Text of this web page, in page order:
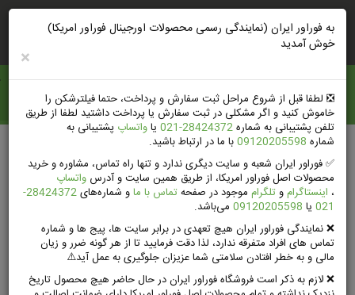
به فوراور ایران (نمایندگی رسمی محصولات اورجینال فوراور امریکا)
خوش آمدید
×
❎️ لطفا قبل از شروع مراحل ثبت سفارش و پرداخت، حتما فیلترشکن را
خاموش کنید و اگر مشکلی در ثبت سفارش یا پرداخت داشتید لطفا از طریق
تلفن پشتیبانی به شماره28424372-021 یاواتساپ پشتیبانی به
شماره 09120205598با ما در ارتباط باشید.
✅ فوراور ایران شعبه و سایت دیگری ندارد و تنها راه تماس، مشاوره و خرید
محصولات اصل فوراور امریکا، از طریق همین سایت و آدرس واتساپ
، اینستاگرامو تلگرام موجود در صفحه تماس با ماو شماره‌های
28424372-
021 یا 09120205598 می‌باشد.
❌ نمایندگی فوراور ایران هیچ تعهدی در برابر سایت ها، پیج ها و شماره
تماس های افراد متفرقه ندارد، لذا دقت فرمایید تا از هر گونه ضرر و زیان
مالی و به خطر افتادن سلامتی شما عزیزان جلوگیری به عمل آید⚠️
❌ لازم به ذکر است فروشگاه فوراور ایران در حال حاضر هیچ محصول تاریخ
صفحه اصلی
محصولات فوراور لیوینگ امریکا
محصولات مراقبت از پوست فوراور
هیدراتینگ سرم فوراور (سرم آبرسان قوی) | Hydrating Serum